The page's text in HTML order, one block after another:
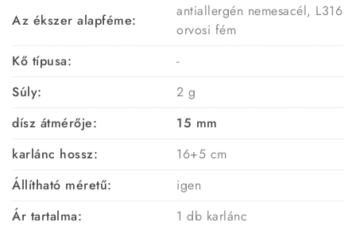
Az ékszer alapféme:
antiallergén nemesacél, L316
orvosi fém
Kő típusa:
-
Súly:
2 g
dísz átmérője:
15 mm
karlánc hossz:
16+5 cm
Állítható méretű:
igen
Ár tartalma:
1 db karlánc